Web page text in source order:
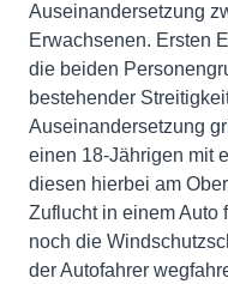
Auseinandersetzung
Erwachsenen. Ersten
die beiden
bestehender
Auseinandersetzung
einen 18-Jährigen mit
diesen hierbei am
Zuflucht in einem Auto
noch die
der Autofahrer